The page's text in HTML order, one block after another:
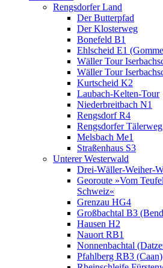
Rengsdorfer Land
Der Butterpfad
Der Klosterweg
Bonefeld B1
Ehlscheid E1
Wäller Tour
Wäller Tour
Kurtscheid K2
Laubach-Kelten-Tour
Niederbreitbach N1
Rengsdorf R4
Rengsdorfer
Melsbach Me1
Straßenhaus S3
Unterer Westerwald
Drei-Wäller-Weiher-
Georoute »Vom
Schweiz«
Grenzau HG4
Großbachtal B3
Hausen H2
Nauort RB1
Nonnenbachtal
Pfahlberg RB3 (Caan)